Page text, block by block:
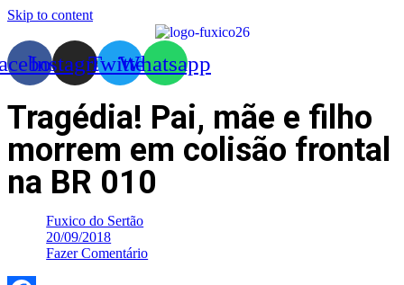
Skip to content
InstagramTwitterWhatsapp
Tragédia! Pai, mãe e filho
morrem em colisão frontal
na BR 010
Fuxico do Sertão
20/09/2018
Fazer Comentário